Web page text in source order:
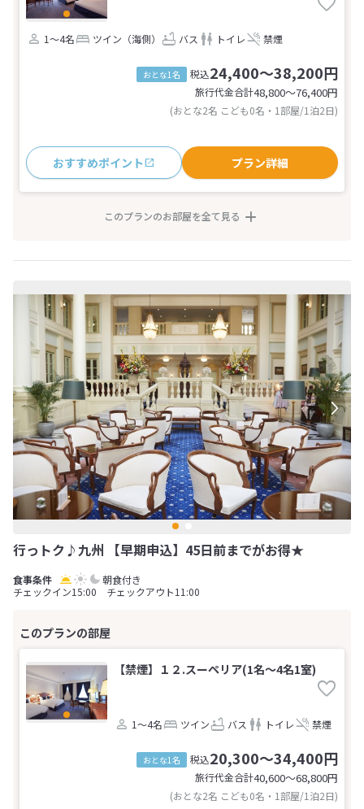
1～4名 ツイン（海側） バス トイレ 禁煙
おとな1名 税込24,400～38,200円
旅行代金合計48,800〜76,400円
(おとな2名 こども0名・1部屋/1泊2日)
おすすめポイント プラン詳細
このプランのお部屋を全て見る
行っトク♪九州 【早期申込】45日前までがお得★
朝食付き
チェックイン15:00 チェックアウト11:00
【禁煙】１２.スーペリア(1名～4名1室)
1～4名 ツイン バス トイレ 禁煙
おとな1名 税込20,300～34,400円
旅行代金合計40,600〜68,800円
(おとな2名 こども0名・1部屋/1泊2日)